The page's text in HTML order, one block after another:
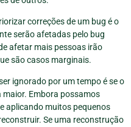
correções de um bug é o
serão afetadas pelo bug
afetar mais pessoas irão
são casos marginais.
ignorado por um tempo é se o
Embora possamos
aplicando muitos pequenos
Se uma reconstrução